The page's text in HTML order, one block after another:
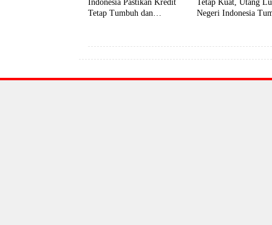
Indonesia Pastikan Kredit
Tetap Tumbuh dan
Tetap Kuat, Utang
Negeri Indonesia